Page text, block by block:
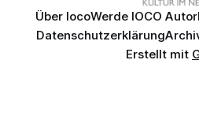
Über IocoWerde IOCO Autor
Datenschutzerklärung
Erstellt mit